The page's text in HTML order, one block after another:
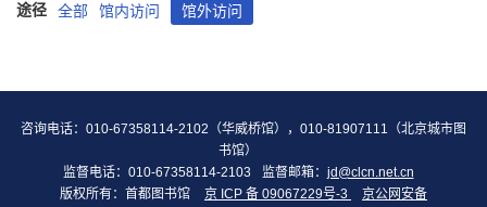
途径 全部 馆内访问 馆外访问
咨询电话：010-67358114-2102（华威桥馆），010-81907111（北京城市图
书馆）
监督电话：010-67358114-2103
监督邮箱： jd@clcn.net.cn
版权所有：首都图书馆
京 ICP 备 09067229号-3
京公网安备